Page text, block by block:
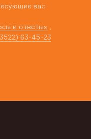
вас
и ответы»
63-45-23